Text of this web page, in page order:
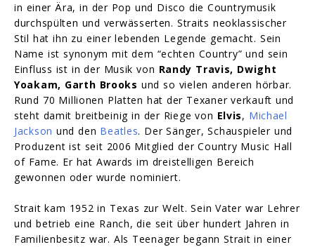
in einer Ära, in der Pop und Disco die Countrymusik
durchspülten und verwässerten. Straits neoklassischer
Stil hat ihn zu einer lebenden Legende gemacht. Sein
Name ist synonym mit dem “echten Country” und sein
Einfluss ist in der Musik von Randy Travis, Dwight
Yoakam, Garth Brooks und so vielen anderen hörbar.
Rund 70 Millionen Platten hat der Texaner verkauft und
steht damit breitbeinig in der Riege von Elvis, Michael
Jackson und den Beatles. Der Sänger, Schauspieler und
Produzent ist seit 2006 Mitglied der Country Music Hall
of Fame. Er hat Awards im dreistelligen Bereich
gewonnen oder wurde nominiert.
Strait kam 1952 in Texas zur Welt. Sein Vater war Lehrer
und betrieb eine Ranch, die seit über hundert Jahren in
Familienbesitz war. Als Teenager begann Strait in einer